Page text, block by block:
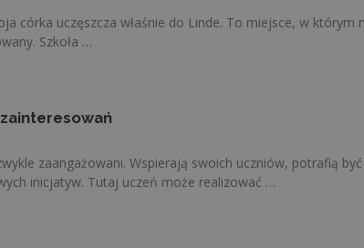
córka uczęszcza właśnie do Linde. To miejsce, w
Szkoła …
zaangażowani. Wspierają swoich uczniów, potrafią
inicjatyw. Tutaj uczeń może realizować …